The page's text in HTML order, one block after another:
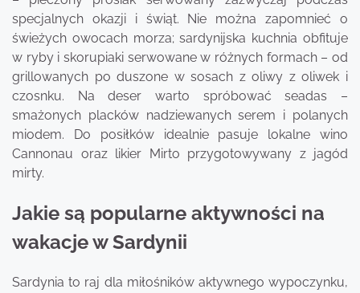
specjalnych okazji i świąt. Nie można zapomnieć o
świeżych owocach morza; sardynijska kuchnia obfituje
w ryby i skorupiaki serwowane w różnych formach – od
grillowanych po duszone w sosach z oliwy z oliwek i
czosnku. Na deser warto spróbować seadas –
smażonych placków nadziewanych serem i polanych
miodem. Do posiłków idealnie pasuje lokalne wino
Cannonau oraz likier Mirto przygotowywany z jagód
mirty.
Jakie są popularne aktywności na
wakacje w Sardynii
Sardynia to raj dla miłośników aktywnego wypoczynku,